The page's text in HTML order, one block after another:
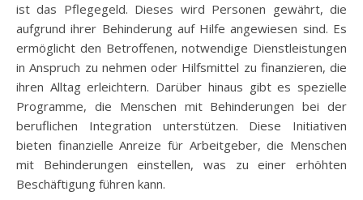
ist das Pflegegeld. Dieses wird Personen gewährt, die
aufgrund ihrer Behinderung auf Hilfe angewiesen sind. Es
ermöglicht den Betroffenen, notwendige Dienstleistungen
in Anspruch zu nehmen oder Hilfsmittel zu finanzieren, die
ihren Alltag erleichtern. Darüber hinaus gibt es spezielle
Programme, die Menschen mit Behinderungen bei der
beruflichen Integration unterstützen. Diese Initiativen
bieten finanzielle Anreize für Arbeitgeber, die Menschen
mit Behinderungen einstellen, was zu einer erhöhten
Beschäftigung führen kann.